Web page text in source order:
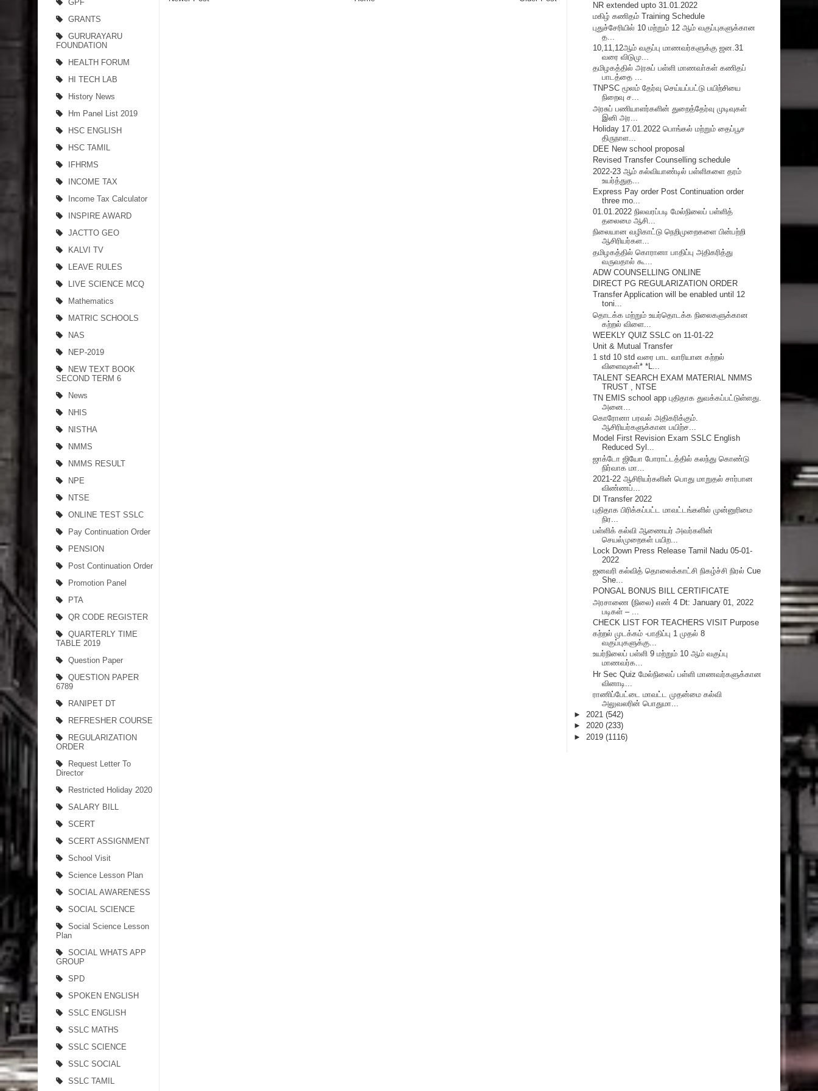
GPF
GRANTS
GURURAYARU
FOUNDATION
HEALTH FORUM
HI TECH LAB
History News
Hm Panel List 2019
HSC ENGLISH
HSC TAMIL
IFHRMS
INCOME TAX
Income Tax Calculator
INSPIRE AWARD
JACTTO GEO
KALVI TV
LEAVE RULES
LIVE SCIENCE MCQ
Mathematics
MATRIC SCHOOLS
NAS
NEP-2019
NEW TEXT BOOK
SECOND TERM 6
News
NHIS
NISTHA
NMMS
NMMS RESULT
NPE
NTSE
ONLINE TEST SSLC
Pay Continuation Order
PENSION
Post Continuation Order
Promotion Panel
PTA
QR CODE REGISTER
QUARTERLY TIME
TABLE 2019
Question Paper
QUESTION PAPER
6789
RANIPET DT
REFRESHER COURSE
REGULARIZATION
ORDER
Request Letter To
Director
Restricted Holiday 2020
SALARY BILL
SCERT
SCERT ASSIGNMENT
School Visit
Science Lesson Plan
SOCIAL AWARENESS
SOCIAL SCIENCE
Social Science Lesson
Plan
SOCIAL WHATS APP
GROUP
SPD
SPOKEN ENGLISH
SSLC ENGLISH
SSLC MATHS
SSLC SCIENCE
SSLC SOCIAL
SSLC TAMIL
NR extended upto 31.01.2022
மகிழ் கணிதம் Training Schedule
புதுச்சேரியில் 10 மற்றும் 12 ஆம் வகுப்புகளுக்கான
த...
10,11,12ஆம் வகுப்பு மாணவர்களுக்கு ஜன.31
வரை விடுமு...
தமிழகத்தில் அரசுப் பள்ளி மாணவா்கள் கணிதப்
பாடத்தை ...
TNPSC மூலம் தேர்வு செய்யப்பட்டு பயிற்சியை
நிறைவு ச...
அரசுப் பணியாளர்களின் துறைத்தேர்வு முடிவுகள்
இனி அர...
Holiday 17.01.2022 பொங்கல் மற்றும் தைப்பூச
திருநாள...
DEE New school proposal
Revised Transfer Counselling schedule
2022-23 ஆம் கல்வியாண்டில் பள்ளிகளை தரம்
உயர்த்துத...
Express Pay order Post Continuation order
three mo...
01.01.2022 நிலவரப்படி மேல்நிலைப் பள்ளித்
தலைமை ஆசி...
நிலையான வழிகாட்டு நெறிமுறைகளை பின்பற்றி
ஆசிரியர்கள...
தமிழகத்தில் கொரானா பாதிப்பு அதிகரித்து
வருவதால் கூ...
ADW COUNSELLING ONLINE
DIRECT PG REGULARIZATION ORDER
Transfer Application will be enabled until 12
toni...
தொடக்க மற்றும் உயர்தொடக்க நிலைகளுக்கான
கற்றல் விளை...
WEEKLY QUIZ SSLC on 11-01-22
Unit & Mutual Transfer
1 std 10 std வரை பாட வாரியான கற்றல்
விளைவுகள்* *L...
TALENT SEARCH EXAM MATERIAL NMMS
TRUST , NTSE
TN EMIS school app புதிதாக துவக்கப்பட்டுள்ளது.
அனை...
கொரோனா பரவல் அதிகரிக்கும்.
ஆசிரியர்களுக்கான பயிற்ச...
Model First Revision Exam SSLC English
Reduced Syl...
ஜாக்டோ ஜியோ போராட்டத்தில் கலந்து கொண்டு
நிர்வாக மா...
2021-22 ஆசிரியர்களின் பொது மாறுதல் சார்பான
விண்ணப்...
DI Transfer 2022
புதிதாக பிரிக்கப்பட்ட மாவட்டங்களில் முன்னுரிமை
நிர...
பள்ளிக் கல்வி ஆணையர் அவர்களின்
செயல்முறைகள் பயிற...
Lock Down Press Release Tamil Nadu 05-01-
2022
ஜனவரி கல்வித் தொலைக்காட்சி நிகழ்ச்சி நிரல் Cue
She...
PONGAL BONUS BILL CERTIFICATE
அரசாணை (நிலை) எண் 4 Dt: January 01, 2022
படிகள் – ...
CHECK LIST FOR TEACHERS VISIT Purpose
கற்றல் முடக்கம் -பாதிப்பு 1 முதல் 8
வகுப்புகளுக்கு...
உயர்நிலைப் பள்ளி 9 மற்றும் 10 ஆம் வகுப்பு
மாணவர்க...
Hr Sec Quiz மேல்நிலைப் பள்ளி மாணவர்களுக்கான
வினாடி...
ராணிப்பேட்டை மாவட்ட முதன்மை கல்வி
அலுவலரின் பொதுமா...
► 2021 (542)
► 2020 (233)
► 2019 (1116)